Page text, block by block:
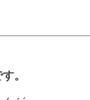
。